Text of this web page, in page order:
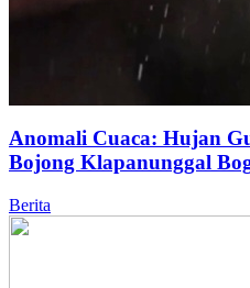
Anomali Cuaca: Hujan
Bojong Klapanunggal
Berita